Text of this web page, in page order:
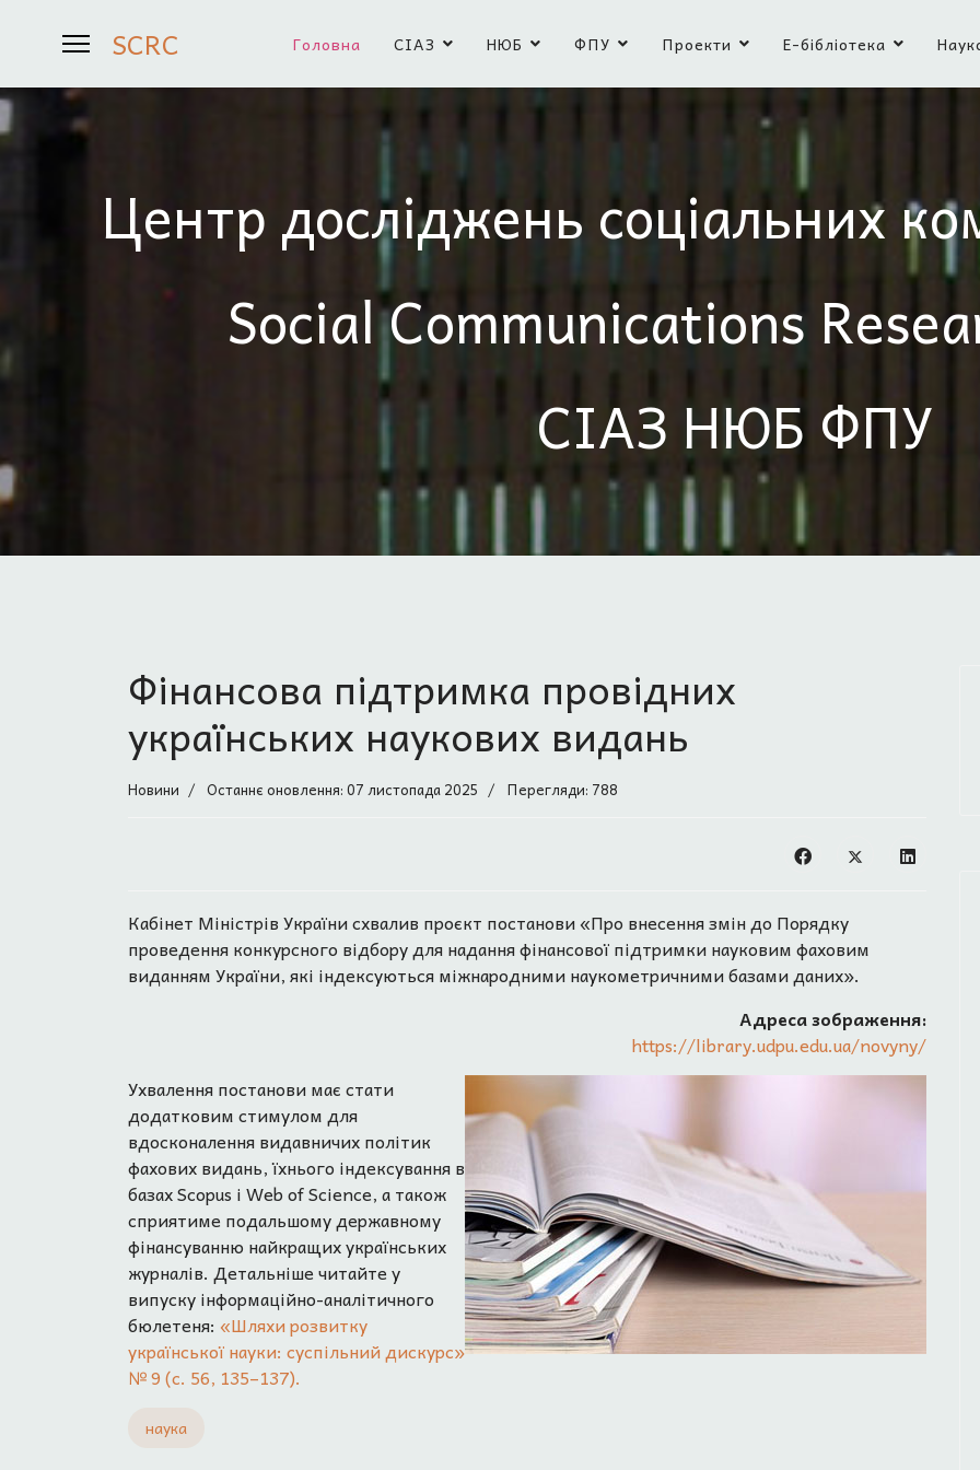
SCRC Головна СІАЗ НЮБ ФПУ Проекти Е-бібліотека
Центр досліджень соціальних
Social Communications
СІАЗ НЮБ ФПУ
Фінансова підтримка провідних
українських наукових видань
Новини Останнє оновлення: 07 листопада 2025 Перегляди: 788
Кабінет Міністрів України схвалив проєкт постанови «Про внесення змін до Порядку
проведення конкурсного відбору для надання фінансової підтримки науковим фаховим
виданням України, які індексуються міжнародними наукометричними базами даних».
Адреса зображення:
https://library.udpu.edu.ua/novyny/
Ухвалення постанови має стати
додатковим стимулом для
вдосконалення видавничих політик
фахових видань, їхнього індексування в
базах Scopus і Web of Science, а також
сприятиме подальшому державному
фінансуванню найкращих українських
журналів. Детальніше читайте у
випуску інформаційно-аналітичного
бюлетеня: «Шляхи розвитку
української науки: суспільний дискурс»
№ 9 (с. 56, 135–137).
наука